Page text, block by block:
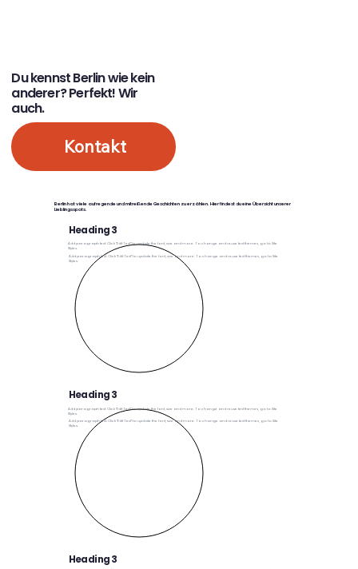
Du kennst Berlin wie kein
anderer? Perfekt! Wir
auch.
Kontakt
Berlin hat viele aufregende und mitreißende Geschichten zu erzählen. Hier findest du eine Übersicht unserer
Lieblingsspots.
Heading 3
Add paragraph text. Click “Edit Text” to update the font, size and more. To change and reuse text themes, go to Site
Styles.
Add paragraph text. Click “Edit Text” to update the font, size and more. To change and reuse text themes, go to Site
Styles.
Heading 3
Add paragraph text. Click “Edit Text” to update the font, size and more. To change and reuse text themes, go to Site
Styles.
Add paragraph text. Click “Edit Text” to update the font, size and more. To change and reuse text themes, go to Site
Styles.
Heading 3